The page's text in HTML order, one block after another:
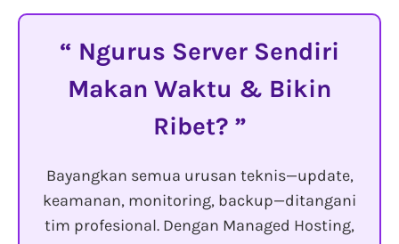
Ngurus Server Sendiri
Makan Waktu & Bikin
Ribet?
Bayangkan semua urusan teknis—update,
keamanan, monitoring, backup—ditangani
tim profesional. Dengan Managed Hosting,